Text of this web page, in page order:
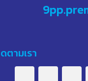
ตามเรา